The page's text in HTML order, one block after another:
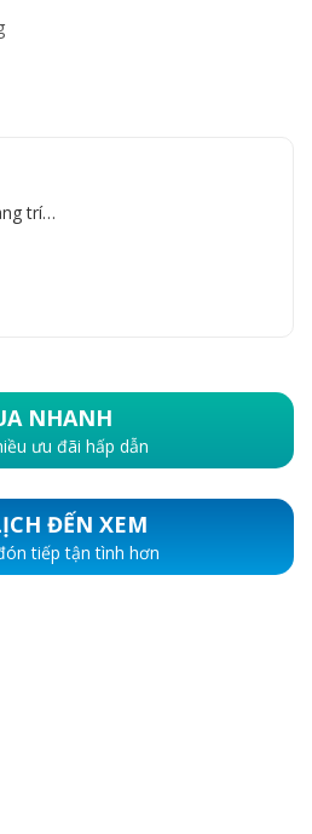
trí…
NHANH
ưu đãi hấp dẫn
ĐẾN XEM
tiếp tận tình hơn